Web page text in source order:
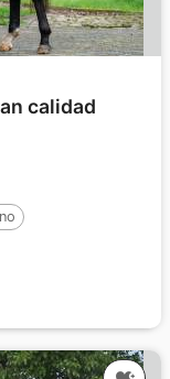
calidad